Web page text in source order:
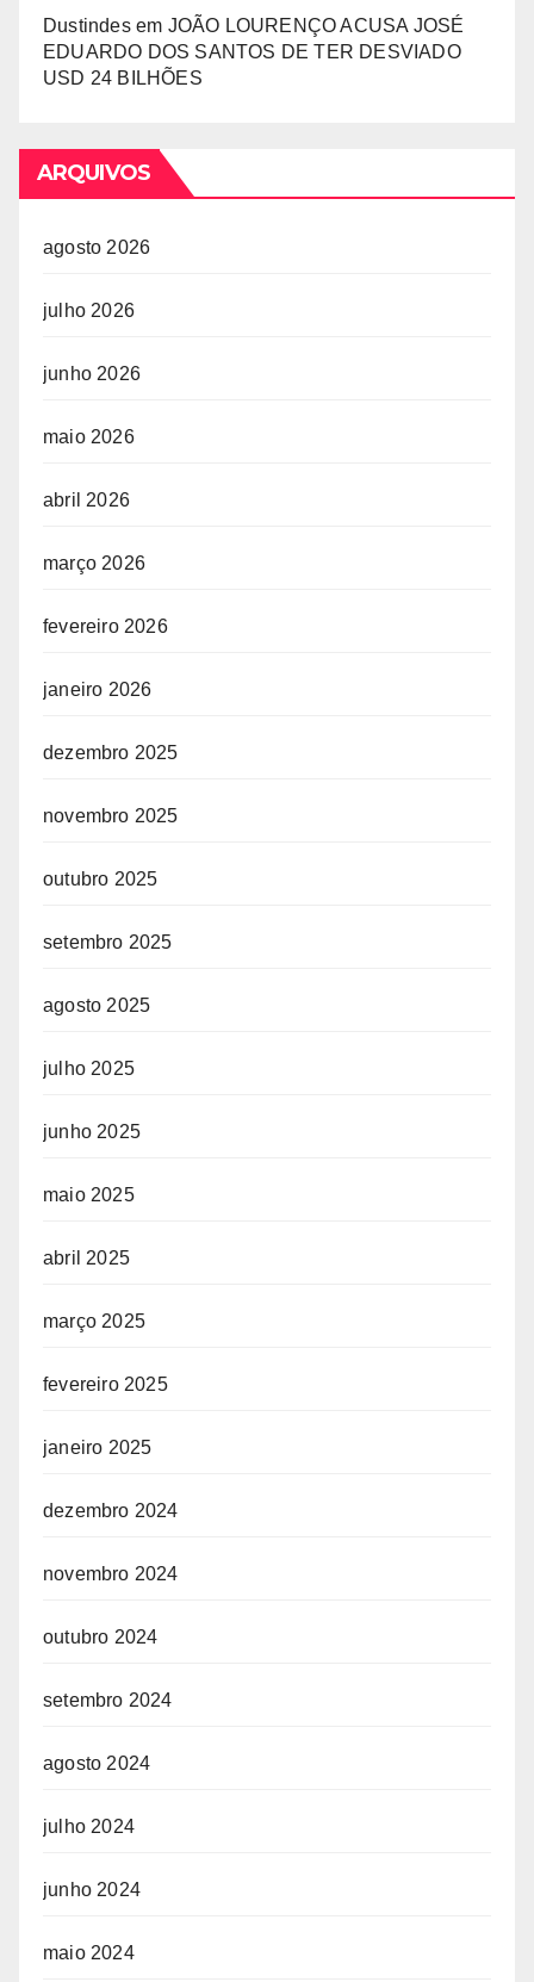
Dustindesem JOÃO LOURENÇO ACUSA JOSÉ
EDUARDO DOS SANTOS DE TER DESVIADO
USD 24 BILHÕES
ARQUIVOS
agosto 2026
julho 2026
junho 2026
maio 2026
abril 2026
março 2026
fevereiro 2026
janeiro 2026
dezembro 2025
novembro 2025
outubro 2025
setembro 2025
agosto 2025
julho 2025
junho 2025
maio 2025
abril 2025
março 2025
fevereiro 2025
janeiro 2025
dezembro 2024
novembro 2024
outubro 2024
setembro 2024
agosto 2024
julho 2024
junho 2024
maio 2024